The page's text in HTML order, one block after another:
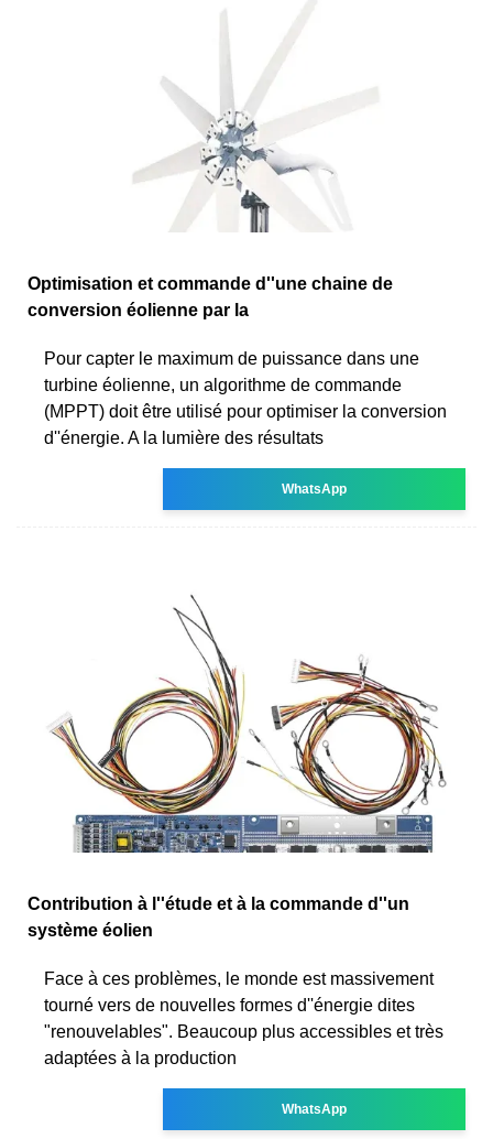
Optimisation et commande d''une chaine de
conversion éolienne par la
Pour capter le maximum de puissance dans une
turbine éolienne, un algorithme de commande
(MPPT) doit être utilisé pour optimiser la conversion
d''énergie. A la lumière des résultats
WhatsApp
Contribution à l''étude et à la commande d''un
système éolien
Face à ces problèmes, le monde est massivement
tourné vers de nouvelles formes d''énergie dites
"renouvelables". Beaucoup plus accessibles et très
adaptées à la production
WhatsApp